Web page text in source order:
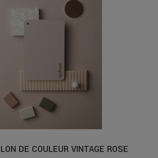
DE COULEUR VINTAGE ROSE